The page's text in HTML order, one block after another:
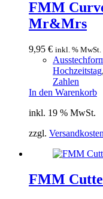
FMM
Mr&Mrs
9,95 € inkl. % MwSt.
Hochzeitstag,
Zahlen
In den Warenkorb
inkl. 19 % MwSt.
zzgl. Versandkosten
FMM